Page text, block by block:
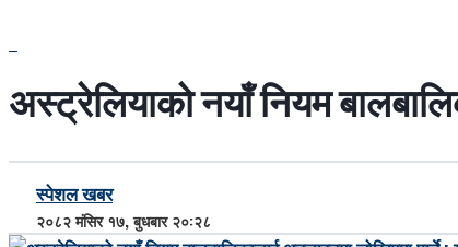
अस्ट्रेलियाको नयाँ नियम
स्पेशल खबर
२०८२ मंसिर १७, बुधबार २०:२८